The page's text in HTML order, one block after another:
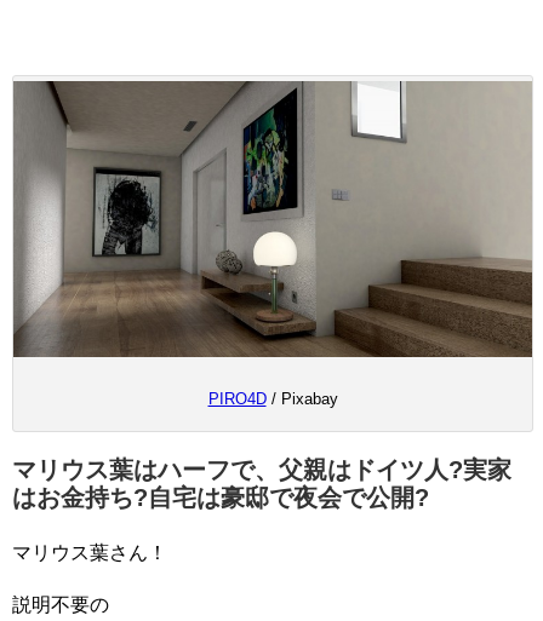
PIRO4D/ Pixabay
マリウス葉はハーフで、父親はドイツ人?実家
はお金持ち?自宅は豪邸で夜会で公開?
マリウス葉さん！
説明不要の